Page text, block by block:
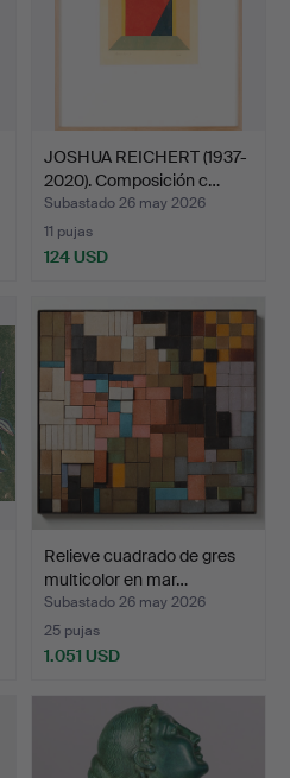
JOSHUA REICHERT (1937-
2020). Composición c…
Subastado 26 may 2026
11 pujas
124 USD
Relieve cuadrado de gres
multicolor en mar…
Subastado 26 may 2026
25 pujas
1.051 USD